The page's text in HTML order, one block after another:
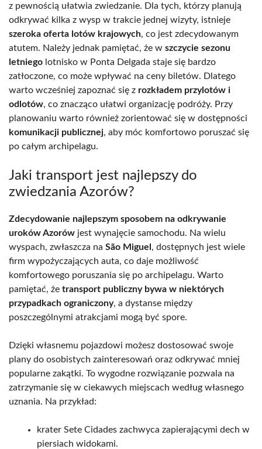
z pewnością ułatwia zwiedzanie. Dla tych, którzy planują
odkrywać kilka z wysp w trakcie jednej wizyty, istnieje
szeroka oferta lotów krajowych, co jest zdecydowanym
atutem. Należy jednak pamiętać, że w szczycie sezonu
letniego lotnisko w Ponta Delgada staje się bardzo
zatłoczone, co może wpływać na ceny biletów. Dlatego
warto wcześniej zapoznać się z rozkładem przylotów i
odlotów, co znacząco ułatwi organizację podróży. Przy
planowaniu warto również zorientować się w dostępności
komunikacji publicznej, aby móc komfortowo poruszać się
po całym archipelagu.
Jaki transport jest najlepszy do
zwiedzania Azorów?
Zdecydowanie najlepszym sposobem na odkrywanie
uroków Azorów jest wynajęcie samochodu. Na wielu
wyspach, zwłaszcza na São Miguel , dostępnych jest wiele
firm wypożyczających auta, co daje możliwość
komfortowego poruszania się po archipelagu. Warto
pamiętać, że transport publiczny bywa w niektórych
przypadkach ograniczony, a dystanse między
poszczególnymi atrakcjami mogą być spore.
Dzięki własnemu pojazdowi możesz dostosować swoje
plany do osobistych zainteresowań oraz odkrywać mniej
popularne zakątki. To wygodne rozwiązanie pozwala na
zatrzymanie się w ciekawych miejscach według własnego
uznania. Na przykład:
krater Sete Cidades zachwyca zapierającymi dech w
piersiach widokami.